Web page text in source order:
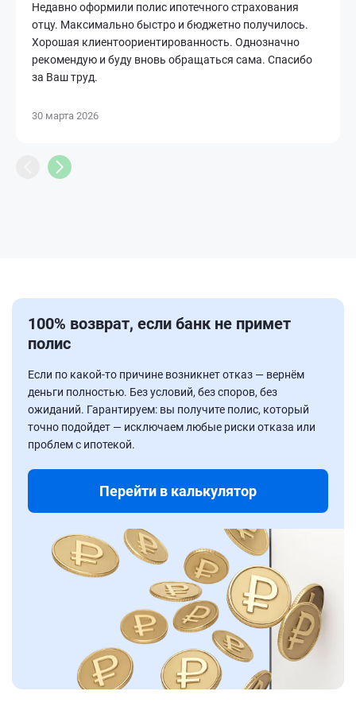
Недавно оформили полис ипотечного страхования
отцу. Максимально быстро и бюджетно получилось.
Хорошая клиентоориентированность. Однозначно
рекомендую и буду вновь обращаться сама. Спасибо
за Ваш труд.
30 марта 2026
100% возврат, если банк не примет
полис
Если по какой-то причине возникнет отказ — вернём
деньги полностью. Без условий, без споров, без
ожиданий. Гарантируем: вы получите полис, который
точно подойдет — исключаем любые риски отказа или
проблем с ипотекой.
Перейти в калькулятор